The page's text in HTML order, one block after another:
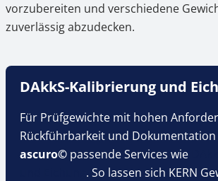
vorzubereiten und verschiedene
zuverlässig abzudecken.
DAkkS-Kalibrierung und
Für Prüfgewichte mit hohen
Rückführbarkeit und
ascuro© passende Services wie
. So lassen sich KERN